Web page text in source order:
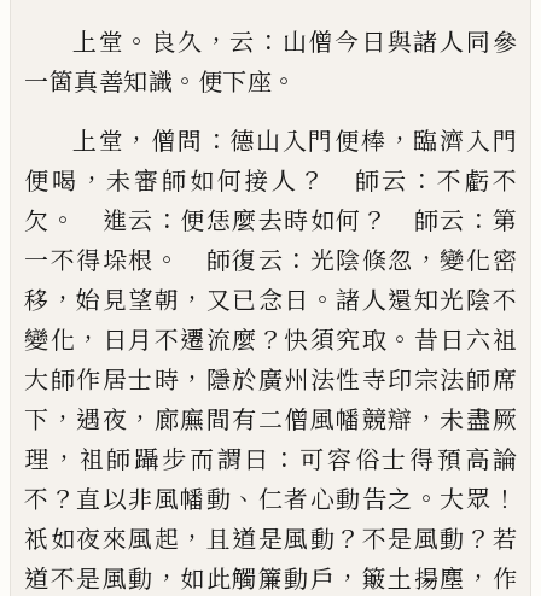
上堂 。 良久 ， 云 ： 山僧今日與諸人同參
一箇真善知識 。 便下座 。
上堂 ， 僧問 ： 德山入門便棒 ， 臨濟入門
便喝 ， 未審師如何接人 ？ 師云 ： 不虧不
欠 。 進云 ： 便恁麼去時如何 ？ 師云 ： 第
一不得垛根 。 師復云 ： 光陰倏忽 ，變化密
移 ，始見望朝 ， 又已念日 。諸人還知光陰不
變化 ， 日月不遷流麼 ？ 快須究取 。 昔日六祖
大師作居士時 ， 隱於廣州法性寺印宗法師席
下 ， 遇夜 ， 廊廡間有二僧風幡競辯 ， 未盡厥
理 ， 祖師躡步而謂曰 ： 可容俗士得預高論
不 ？ 直以非風幡動 、 仁者心動告之 。 大眾 ！
祇如夜來風起 ， 且道是風動 ？ 不是風動 ？ 若
道不是風動 ， 如此觸簾動戶 ， 簸土揚塵 ， 作